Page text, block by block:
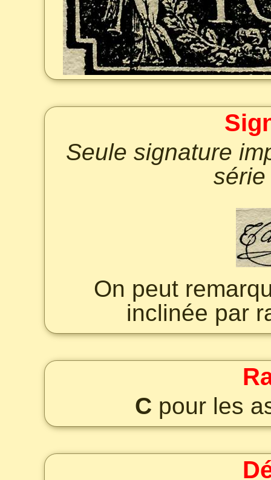
Seule signature
On peut
inclinée par
C pour les